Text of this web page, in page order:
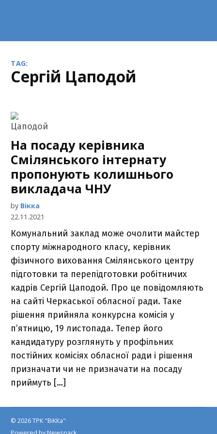
TAG:
Сергій Цаподой
На посаду керівника
Смілянського інтернату
пропонують колишнього
викладача ЧНУ
by Вікка
22.11.2021
Комунальний заклад може очолити майстер
спорту міжнародного класу, керівник
фізичного виховання Смілянського центру
підготовки та перепідготовки робітничих
кадрів Сергій Цаподой. Про це повідомляють
на сайті Черкаської обласної ради. Таке
рішення прийняла конкурсна комісія у
п’ятницю, 19 листопада. Тепер його
кандидатуру розглянуть у профільних
постійних комісіях обласної ради і рішення
призначати чи не призначати на посаду
приймуть […]
© 2026 ТРК "ВіККа"